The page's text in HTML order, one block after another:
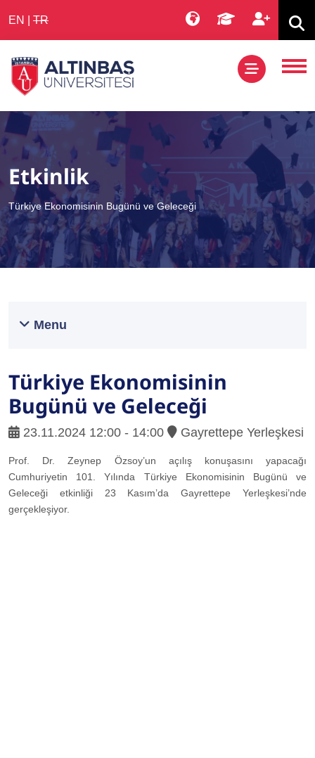
EN TR
Etkinlik
Türkiye Ekonomisinin Bugünü ve Geleceği
Menu
Türkiye Ekonomisinin
Bugünü ve Geleceği
23.11.2024 12:00 - 14:00 Gayrettepe Yerleşkesi
Prof. Dr. Zeynep Özsoy’un açılış konuşasını yapacağı
Cumhuriyetin 101. Yılında Türkiye Ekonomisinin Bugünü ve
Geleceği etkinliği 23 Kasım’da Gayrettepe Yerleşkesi’nde
gerçekleşiyor.